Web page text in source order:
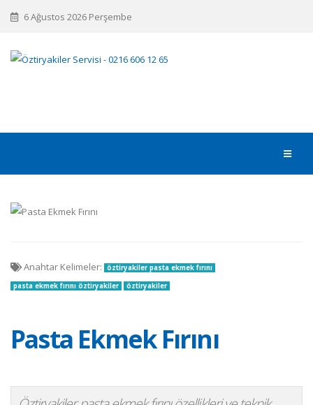
6 Ağustos 2026 Perşembe
Pasta Ekmek Fırını
Anahtar Kelimeler:
öztiryakiler pasta ekmek fırını
pasta ekmek fırını öztiryakiler
öztiryakiler